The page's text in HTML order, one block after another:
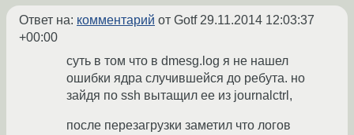
Ответ на: комментарий от Gotf29.11.2014 12:03:37
+00:00
суть в том что в dmesg.log я не нашел
ошибки ядра случившейся до ребута. но
зайдя по ssh вытащил ее из journalctrl,
после перезагрузки заметил что логов